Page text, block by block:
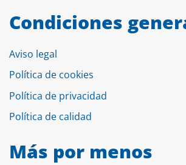
Condiciones
Aviso legal
Política de cookies
Política de privacidad
Política de calidad
Más por menos